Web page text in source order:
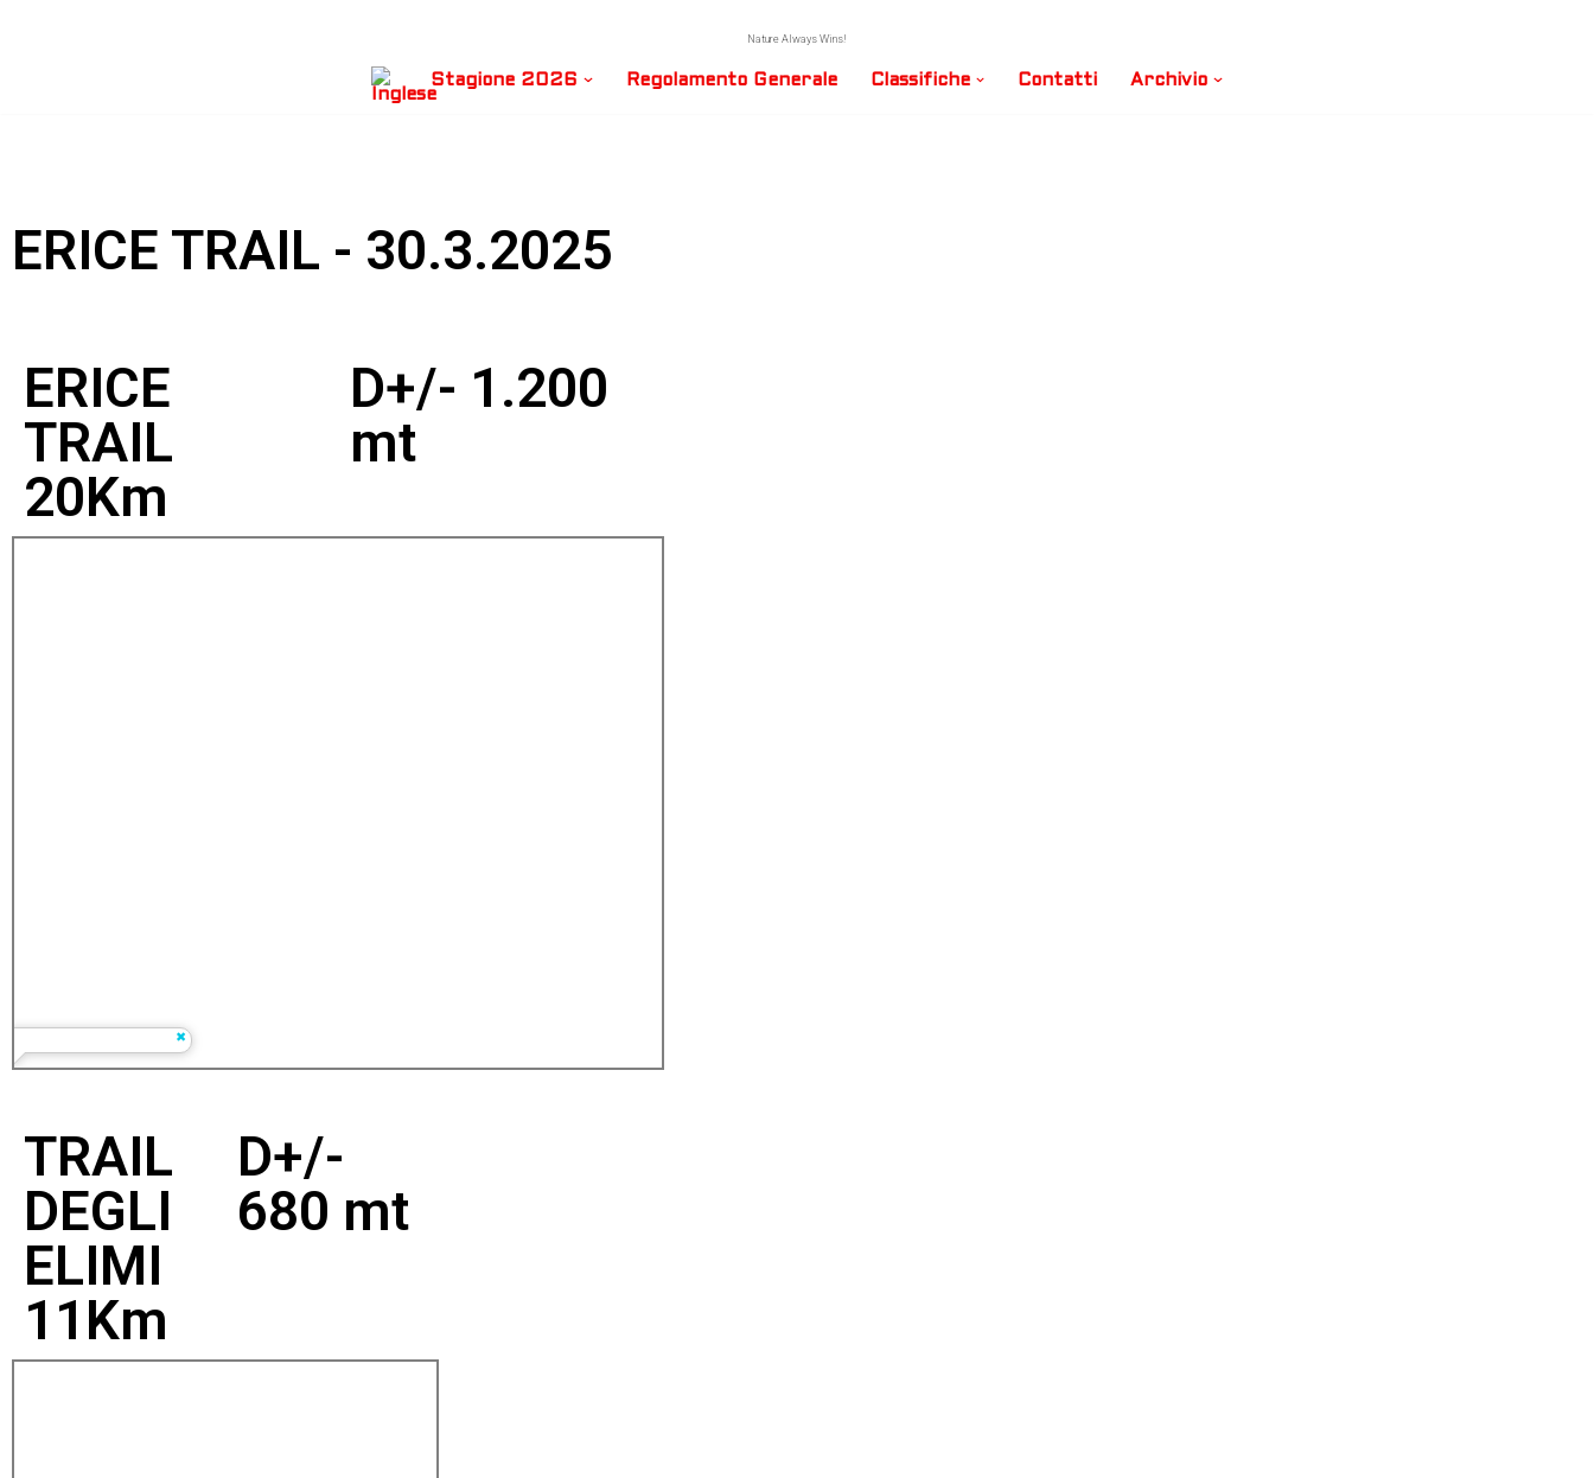
Nature Always Wins!
Stagione 2026 Regolamento Generale Classifiche Contatti Archivio
ERICE TRAIL - 30.3.2025
ERICE
TRAIL
20Km
D+/- 1.200
mt
TRAIL
DEGLI
ELIMI
11Km
D+/-
680 mt